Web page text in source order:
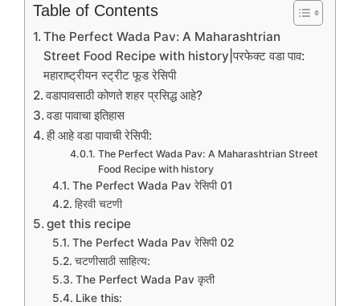
Table of Contents
The Perfect Wada Pav: A Maharashtrian
Street Food Recipe with history|परफेक्ट वडा पाव:
महाराष्ट्रीयन स्ट्रीट फूड रेसिपी
वडापावसाठी कोणते शहर प्रसिद्ध आहे?
वडा पावाचा इतिहास
ही आहे वडा पावाची रेसिपी:
The Perfect Wada Pav: A Maharashtrian Street
Food Recipe with history
The Perfect Wada Pav रेसिपी 01
हिरवी चटणी
get this recipe
The Perfect Wada Pav रेसिपी 02
चटणीसाठी साहित्य:
The Perfect Wada Pav कृती
Like this: